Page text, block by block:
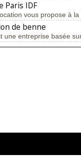
Paris IDF
vous propose à
de benne
une entreprise basée